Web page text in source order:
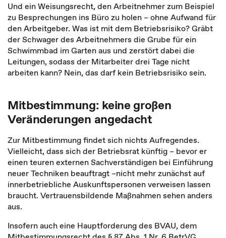
Und ein Weisungsrecht, den Arbeitnehmer zum Beispiel
zu Besprechungen ins Büro zu holen – ohne Aufwand für
den Arbeitgeber. Was ist mit dem Betriebsrisiko? Gräbt
der Schwager des Arbeitnehmers die Grube für ein
Schwimmbad im Garten aus und zerstört dabei die
Leitungen, sodass der Mitarbeiter drei Tage nicht
arbeiten kann? Nein, das darf kein Betriebsrisiko sein.
Mitbestimmung: keine großen
Veränderungen angedacht
Zur Mitbestimmung findet sich nichts Aufregendes.
Vielleicht, dass sich der Betriebsrat künftig – bevor er
einen teuren externen Sachverständigen bei Einführung
neuer Techniken beauftragt –nicht mehr zunächst auf
innerbetriebliche Auskunftspersonen verweisen lassen
braucht. Vertrauensbildende Maßnahmen sehen anders
aus.
Insofern auch eine Hauptforderung des BVAU, dem